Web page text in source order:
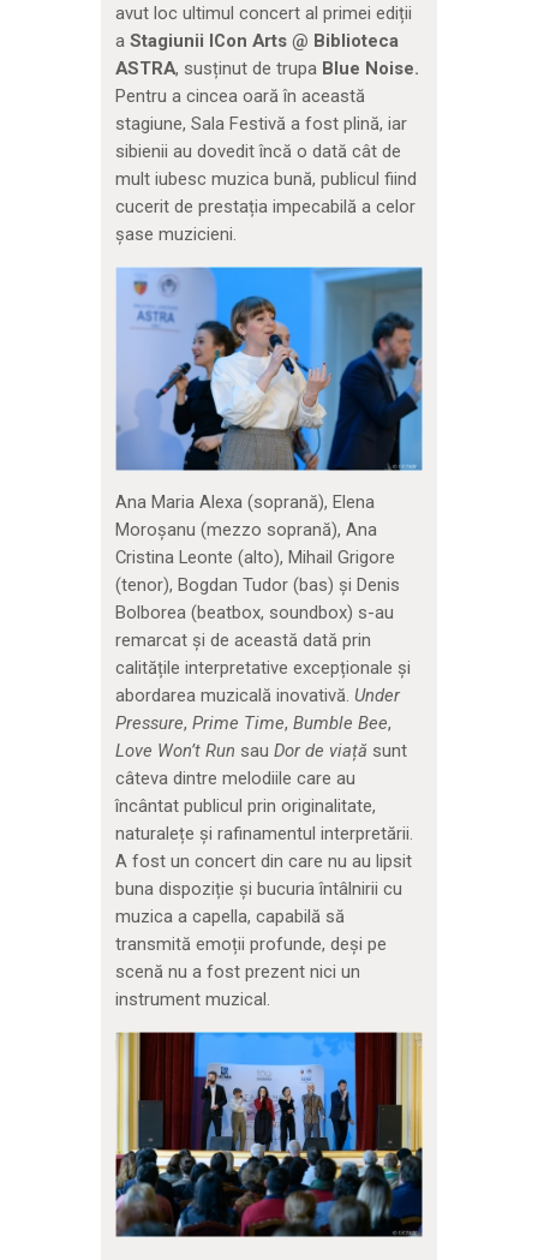
avut loc ultimul concert al primei ediții
a Stagiunii ICon Arts @ Biblioteca
ASTRA, susținut de trupa Blue Noise.
Pentru a cincea oară în această
stagiune, Sala Festivă a fost plină, iar
sibienii au dovedit încă o dată cât de
mult iubesc muzica bună, publicul fiind
cucerit de prestația impecabilă a celor
șase muzicieni.
Ana Maria Alexa (soprană), Elena
Moroșanu (mezzo soprană), Ana
Cristina Leonte (alto), Mihail Grigore
(tenor), Bogdan Tudor (bas) și Denis
Bolborea (beatbox, soundbox) s-au
remarcat și de această dată prin
calitățile interpretative excepționale și
abordarea muzicală inovativă. Under
Pressure, Prime Time, Bumble Bee,
Love Won’t Run sau Dor de viață sunt
câteva dintre melodiile care au
încântat publicul prin originalitate,
naturalețe și rafinamentul interpretării.
A fost un concert din care nu au lipsit
buna dispoziție și bucuria întâlnirii cu
muzica a capella, capabilă să
transmită emoții profunde, deși pe
scenă nu a fost prezent nici un
instrument muzical.